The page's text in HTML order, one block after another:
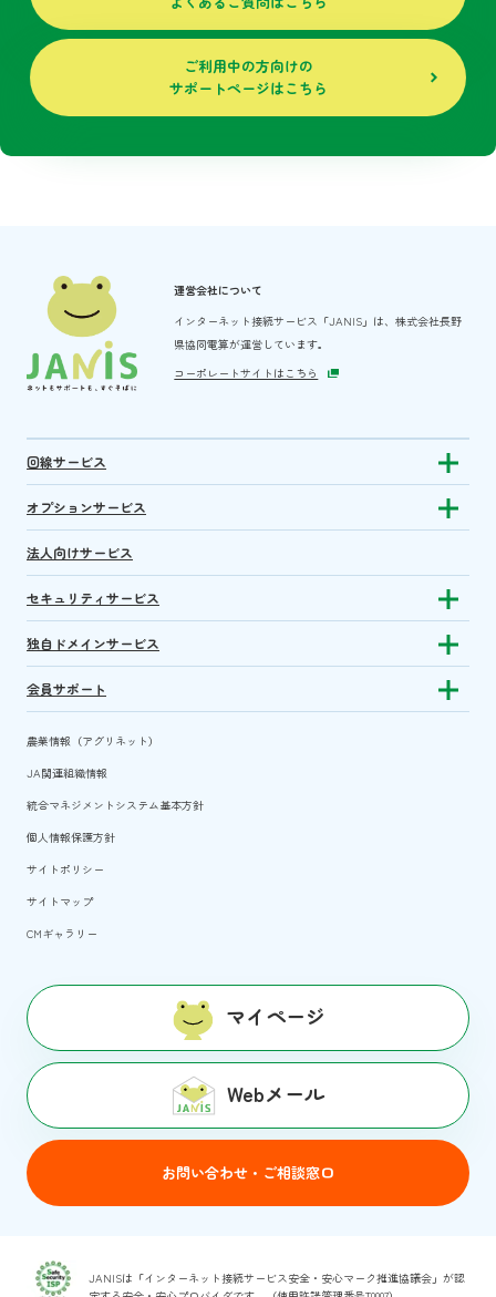
ご利用中の方向けの
サポートページはこちら
運営会社について
インターネット接続サービス「JANIS」は、株式会社長野
県協同電算が運営しています。
コーポレートサイトはこちら
回線サービス Show
オプションサービス Show
法人向けサービス
セキュリティサービス Show
独自ドメインサービス Show
会員サポート Show
農業情報（アグリネット）
JA関連組織情報
統合マネジメントシステム基本方針
個人情報保護方針
サイトポリシー
サイトマップ
CMギャラリー
マイページ
Webメール
お問い合わせ・ご相談窓口
JANISは「インターネット接続サービス安全・安心マーク推進協議会」が認